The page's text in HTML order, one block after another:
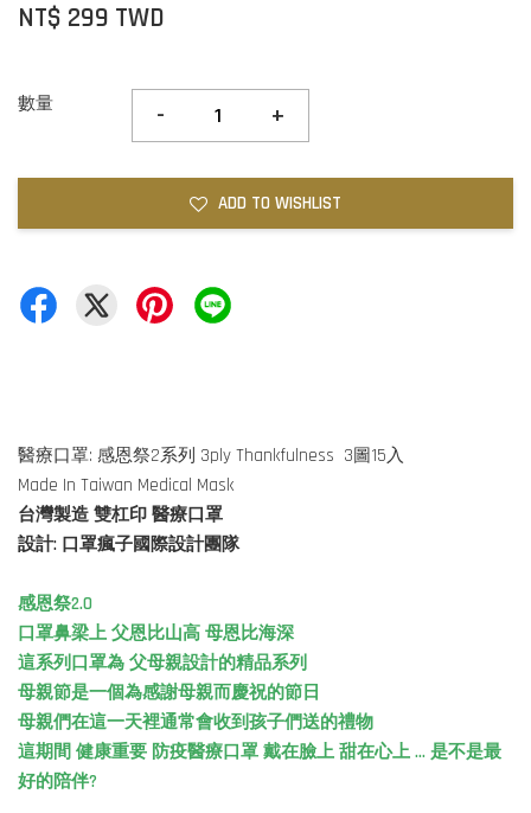
NT$ 299 TWD
數量 - +
ADD TO WISHLIST
醫療口罩: 感恩祭2系列 3ply Thankfulness 3圖15入
Made In Taiwan Medical Mask
台灣製造 雙杠印 醫療口罩
設計: 口罩瘋子國際設計團隊
感恩祭2.0
口罩鼻梁上 父恩比山高 母恩比海深
這系列口罩為 父母親設計的精品系列
母親節是一個為感謝母親而慶祝的節日
母親們在這一天裡通常會收到孩子們送的禮物
這期間 健康重要 防疫醫療口罩 戴在臉上 甜在心上 ... 是不是最
好的陪伴?